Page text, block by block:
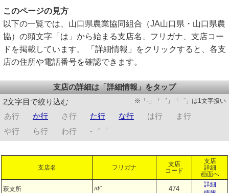
このページの見方
以下の一覧では、山口県農業協同組合（JA山口県・山口県農
協）の頭文字「は」から始まる支店名、フリガナ、支店コー
ドを掲載しています。 「詳細情報」をクリックすると、各支
店の住所や電話番号を確認できます。
支店の詳細は「詳細情報」をタップ
2文字目で絞り込む
※「-」「゛」「゜」は1文字扱い
あ行 か行 さ行 た行 な行 は行
ま行
や行
ら行 わ行 -゛゜
支店名 フリガナ
支店
コード
支店
詳細
画面へ
萩支所 ﾊｷﾞ 474
詳細